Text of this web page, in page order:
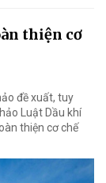
thiện cơ
đề xuất, tuy
Luật Dầu khí
thiện cơ chế